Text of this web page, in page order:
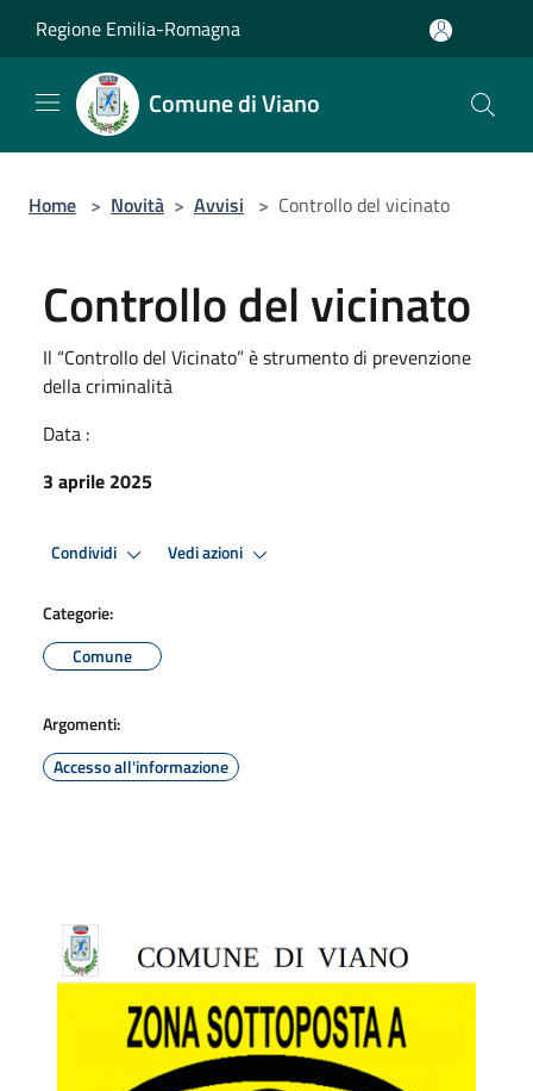
Regione Emilia-Romagna
Comune di Viano
Home > Novità > Avvisi > Controllo del vicinato
Controllo del vicinato
Il “Controllo del Vicinato” è strumento di prevenzione
della criminalità
Data :
3 aprile 2025
Condividi Vedi azioni
Categorie:
Comune
Argomenti:
Accesso all'informazione